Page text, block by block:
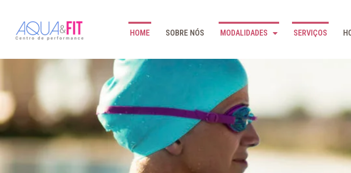
HOME SOBRE NÓS MODALIDADES SERVIÇOS